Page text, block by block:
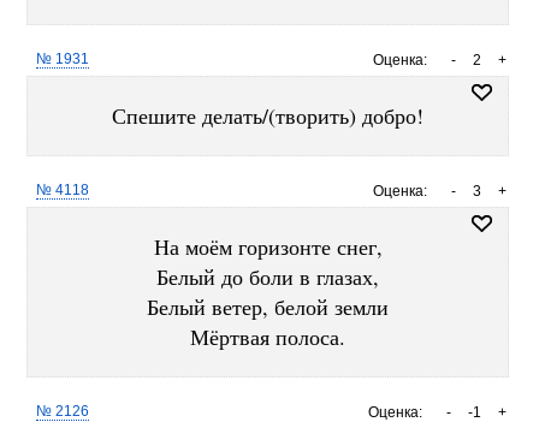
Оценка: +
2
-
№ 1931
Спешите делать/(творить) добро!
Оценка: +
3
-
№ 4118
На моём горизонте снег,
Белый до боли в глазах,
Белый ветер, белой земли
Мёртвая полоса.
Оценка: +
-1
-
№ 2126